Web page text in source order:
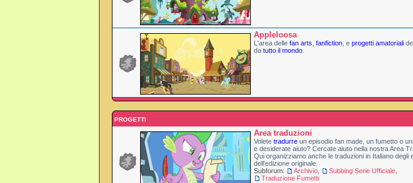
Appleloosa
L'area delle fan arts fanfiction , e progetti amatoriali
da tutto il mondo
PROGETTI
Area traduzioni
Volete tradurre un episodio fan made, un fumetto o
e desiderate aiuto? Cercate aiuto nella nostra Area
Qui organizziamo anche le traduzioni in Italiano degli
dell'edizione originale.
Subforum:
Archivio Subbing Serie Ufficiale
Traduzione Fumetti